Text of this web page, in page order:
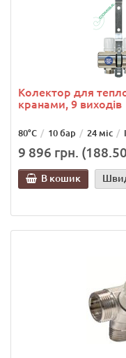
Колектор для
кранами, 9 виходів
80°C 10 бар 24 міс
9 896 грн.
В кошик